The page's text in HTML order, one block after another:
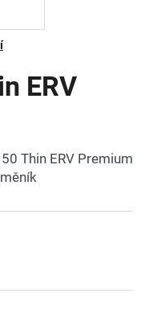
ERV
Thin ERV Premium